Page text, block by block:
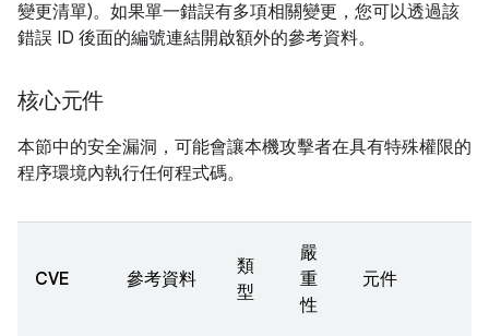
變更清單)。如果單一錯誤有多項相關變更，您可以透過該
錯誤 ID 後面的編號連結開啟額外的參考資料。
核心元件
本節中的安全漏洞，可能會讓本機攻擊者在具有特殊權限的
程序環境內執行任何程式碼。
CVE 參考資料
類
型
嚴
重
性
元件